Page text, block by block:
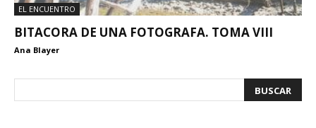
EL ENCUENTRO
BITACORA DE UNA FOTOGRAFA. TOMA VIII
Ana Blayer